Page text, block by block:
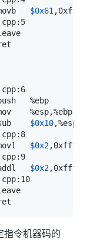
movb
$0x61
sub
$0x10
$0x2
$0x2
令机器码的